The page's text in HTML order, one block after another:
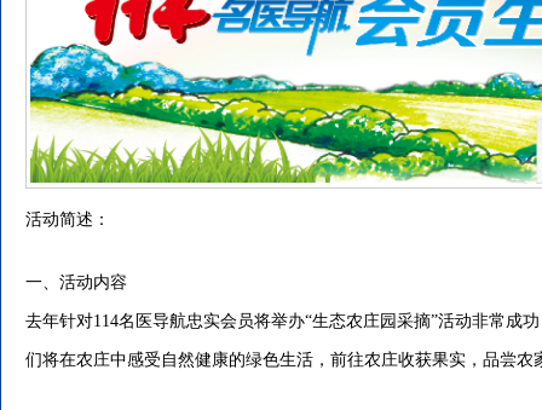
活动简述：
一、活动内容
去年针对114名医导航忠实会员将举办“生态农庄园采摘”活动非常成
们将在农庄中感受自然健康的绿色生活，前往农庄收获果实，品尝农